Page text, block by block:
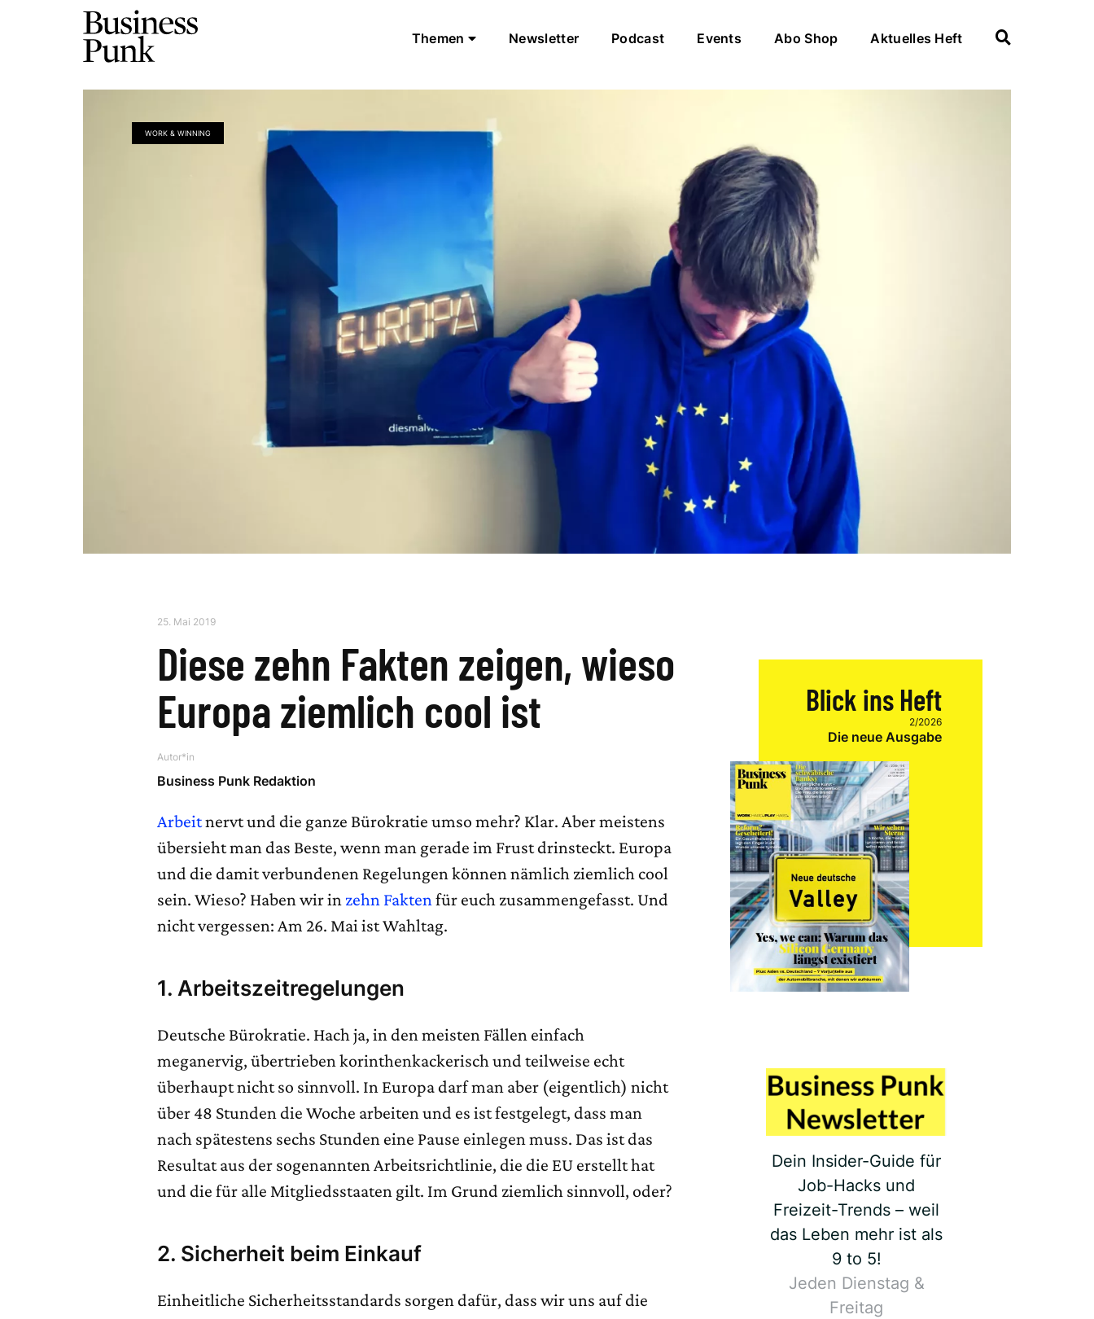
Themen Newsletter Podcast Events Abo Shop Aktuelles Heft
WORK & WINNING
25. Mai 2019
Diese zehn Fakten zeigen, wieso
Europa ziemlich cool ist
Autor*in
Business Punk Redaktion
Arbeitnervt und die ganze Bürokratie umso mehr? Klar. Aber meistens
übersieht man das Beste, wenn man gerade im Frust drinsteckt. Europa
und die damit verbundenen Regelungen können nämlich ziemlich cool
sein. Wieso? Haben wir in zehn Faktenfür euch zusammengefasst. Und
nicht vergessen: Am 26. Mai ist Wahltag.
1. Arbeitszeitregelungen
Deutsche Bürokratie. Hach ja, in den meisten Fällen einfach
meganervig, übertrieben korinthenkackerisch und teilweise echt
überhaupt nicht so sinnvoll. In Europa darf man aber (eigentlich) nicht
über 48 Stunden die Woche arbeiten und es ist festgelegt, dass man
nach spätestens sechs Stunden eine Pause einlegen muss. Das ist das
Resultat aus der sogenannten Arbeitsrichtlinie, die die EU erstellt hat
und die für alle Mitgliedsstaaten gilt. Im Grund ziemlich sinnvoll, oder?
2. Sicherheit beim Einkauf
Einheitliche Sicherheitsstandards sorgen dafür, dass wir uns auf die
Blick ins Heft
2/2026
Die neue Ausgabe
Dein Insider-Guide für
Job-Hacks und
Freizeit-Trends – weil
das Leben mehr ist als
9 to 5!
Jeden Dienstag &
Freitag